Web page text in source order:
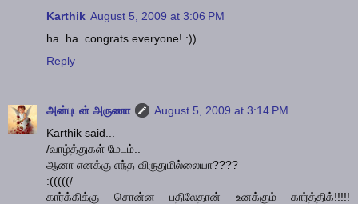
Karthik August 5, 2009 at 3:06 PM
ha..ha. congrats everyone! :))
Reply
அன்புடன் அருணா
August 5, 2009 at 3:14 PM
Karthik said...
/வாழ்த்துகள் மேடம்..
ஆனா எனக்கு எந்த விருதுமில்லையா????
:(((((/
கார்க்கிக்கு சொன்ன பதிலேதான் உனக்கும் கார்த்திக்!!!!!